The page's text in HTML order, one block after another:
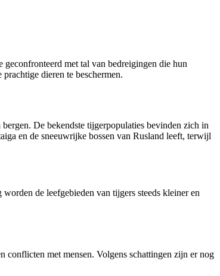
geconfronteerd met tal van bedreigingen die hun
dieren te beschermen.
De bekendste tijgerpopulaties bevinden zich in
en de sneeuwrijke bossen van Rusland leeft, terwijl
de leefgebieden van tijgers steeds kleiner en
met mensen. Volgens schattingen zijn er nog